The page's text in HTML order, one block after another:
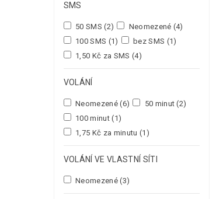
SMS
50 SMS(2) Neomezené (4)
100 SMS (1) bez SMS (1)
1,50 Kč za SMS (4)
VOLÁNÍ
Neomezené(6) 50 minut(2)
100 minut(1)
1,75 Kč za minutu (1)
VOLÁNÍ VE VLASTNÍ SÍTI
Neomezené(3)